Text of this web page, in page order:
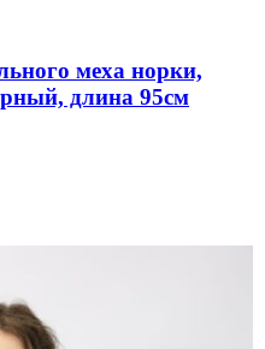
меха норки,
длина 95см